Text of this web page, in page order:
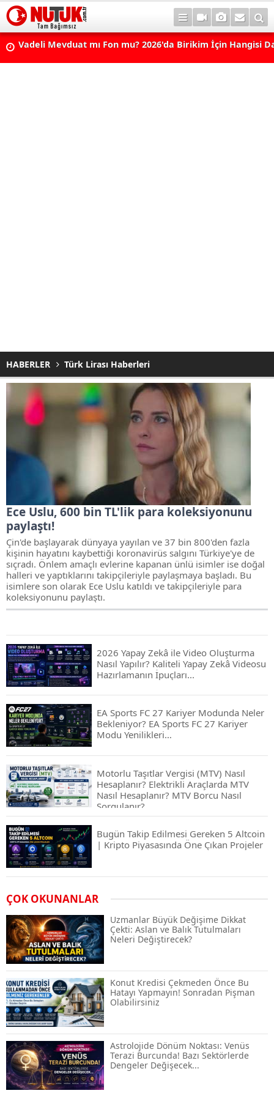
Vadeli Mevduat mı Fon mu? 2026'da Birikim İçin Hangisi
Avantajlı? Nelere Dikkat Edilmeli?
HABERLER Türk Lirası Haberleri
Ece Uslu, 600 bin TL'lik para koleksiyonunu
paylaştı!
Çin'de başlayarak dünyaya yayılan ve 37 bin 800'den fazla
kişinin hayatını kaybettiği koronavirüs salgını Türkiye'ye de
sıçradı. Önlem amaçlı evlerine kapanan ünlü isimler ise doğal
halleri ve yaptıklarını takipçileriyle paylaşmaya başladı. Bu
isimlere son olarak Ece Uslu katıldı ve takipçileriyle para
koleksiyonunu paylaştı.
2026 Yapay Zekâ ile Video Oluşturma
Nasıl Yapılır? Kaliteli Yapay Zekâ Videosu
Hazırlamanın İpuçları...
EA Sports FC 27 Kariyer Modunda Neler
Bekleniyor? EA Sports FC 27 Kariyer
Modu Yenilikleri…
Motorlu Taşıtlar Vergisi (MTV) Nasıl
Hesaplanır? Elektrikli Araçlarda MTV
Nasıl Hesaplanır? MTV Borcu Nasıl
Sorgulanır?
Bugün Takip Edilmesi Gereken 5 Altcoin
| Kripto Piyasasında Öne Çıkan Projeler
Airdrop Nasıl Alınır? Kripto Para Airdrop
Rehberi ve Güvenli Katılım Yöntemleri
Spot ve Vadeli İşlem Arasındaki Farklar |
Hangi Piyasa Sizin İçin Daha Uygun?
ABD-İran Anlaşması Sonrası Altın
Rekora Koştu, Petrol Fiyatları Sert Düştü
Temmuz 2026 Maaş Zammı Netleşiyor!
Memur, Emekli ve Sosyal Yardımlarda
ÇOK OKUNANLAR
Uzmanlar Büyük Değişime Dikkat
Çekti: Aslan ve Balık Tutulmaları
Neleri Değiştirecek?
Konut Kredisi Çekmeden Önce Bu
Hatayı Yapmayın! Sonradan Pişman
Olabilirsiniz
Astrolojide Dönüm Noktası: Venüs
Terazi Burcunda! Bazı Sektörlerde
Dengeler Değişecek...